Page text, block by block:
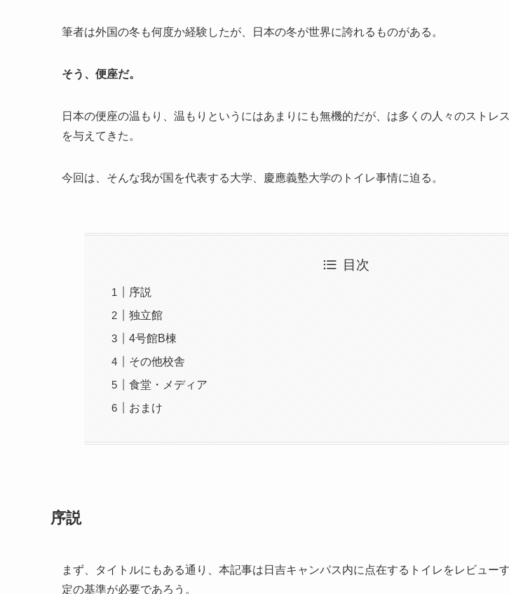
筆者は外国の冬も何度か経験したが、日本の冬が世界に誇れるものがある。
そう、便座だ。
日本の便座の温もり、温もりというにはあまりにも無機的だが、は多くの人々のストレ
を与えてきた。
今回は、そんな我が国を代表する大学、慶應義塾大学のトイレ事情に迫る。
目次
序説
独立館
4号館B棟
その他校舎
食堂・メディア
おまけ
序説
まず、タイトルにもある通り、本記事は日吉キャンパス内に点在するトイレをレビュー
定の基準が必要であろう。